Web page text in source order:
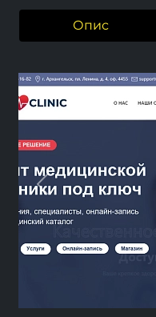
Опис
Previous